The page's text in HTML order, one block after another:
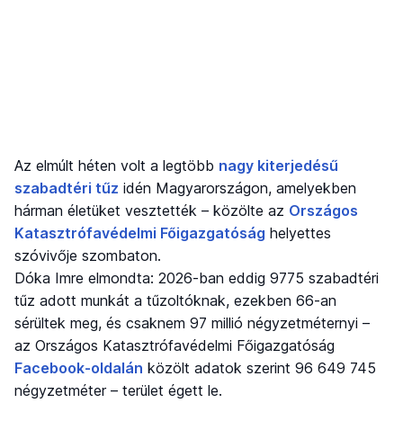
Az elmúlt héten volt a legtöbb nagy kiterjedésű
szabadtéri tűz idén Magyarországon, amelyekben
hárman életüket vesztették – közölte az Országos
Katasztrófavédelmi Főigazgatóság helyettes
szóvivője szombaton.
Dóka Imre elmondta: 2026-ban eddig 9775 szabadtéri
tűz adott munkát a tűzoltóknak, ezekben 66-an
sérültek meg, és csaknem 97 millió négyzetméternyi –
az Országos Katasztrófavédelmi Főigazgatóság
Facebook-oldalán közölt adatok szerint 96 649 745
négyzetméter – terület égett le.